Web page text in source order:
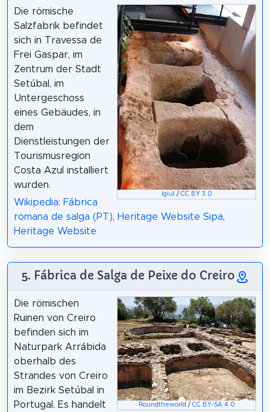
Igiul / CC BY 3.0
Die römische
Salzfabrik befindet
sich in Travessa de
Frei Gaspar, im
Zentrum der Stadt
Setúbal, im
Untergeschoss
eines Gebäudes, in
dem
Dienstleistungen der
Tourismusregion
Costa Azul installiert
wurden.
Wikipedia: Fábrica
romana de salga (PT), Heritage Website Sipa,
Heritage Website
5. Fábrica de Salga de Peixe do Creiro
Roundtheworld / CC BY-SA 4.0
Die römischen
Ruinen von Creiro
befinden sich im
Naturpark Arrábida
oberhalb des
Strandes von Creiro
im Bezirk Setúbal in
Portugal. Es handelt